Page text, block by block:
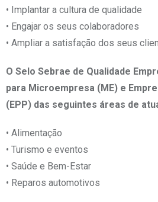
• Implantar a cultura de qualidade
• Engajar os seus colaboradores
• Ampliar a satisfação dos seus
O Selo Sebrae de Qualidade
para Microempresa (ME) e
(EPP) das seguintes áreas de
• Alimentação
• Turismo e eventos
• Saúde e Bem-Estar
• Reparos automotivos